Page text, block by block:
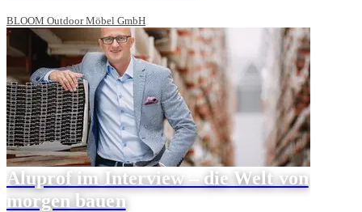
BLOOM Outdoor Möbel GmbH
Aluprof im Interview – die Welt von
morgen bauen